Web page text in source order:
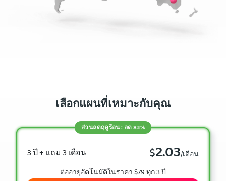
เลือกแผนที่เหมาะกับคุณ
3 ปี + แถม 3 เดือน $2.03/เดือน
ส่วนลดฤดูร้อน : ลด 83%
ต่ออายุอัตโนมัติในราคา $79 ทุก 3 ปี